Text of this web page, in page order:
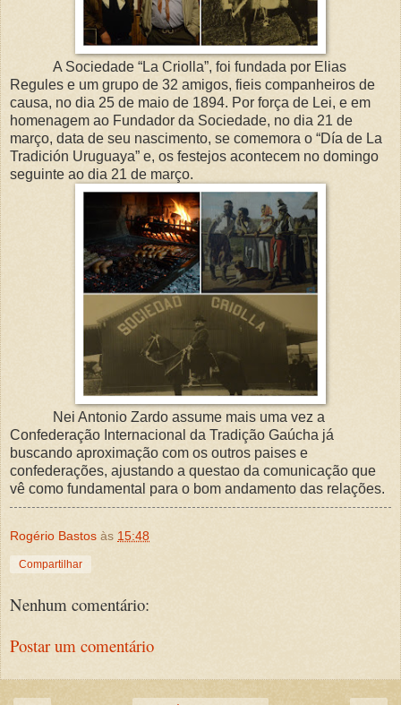
A Sociedade “La Criolla”, foi fundada por Elias
Regules e um grupo de 32 amigos, fieis companheiros de
causa, no dia 25 de maio de 1894. Por força de Lei, e em
homenagem ao Fundador da Sociedade, no dia 21 de
março, data de seu nascimento, se comemora o “Día de La
Tradición Uruguaya” e, os festejos acontecem no domingo
seguinte ao dia 21 de março.
Nei Antonio Zardo assume mais uma vez a
Confederação Internacional da Tradição Gaúcha já
buscando aproximação com os outros paises e
confederações, ajustando a questao da comunicação que
vê como fundamental para o bom andamento das relações.
Rogério Bastos às 15:48
Compartilhar
Nenhum comentário:
Postar um comentário